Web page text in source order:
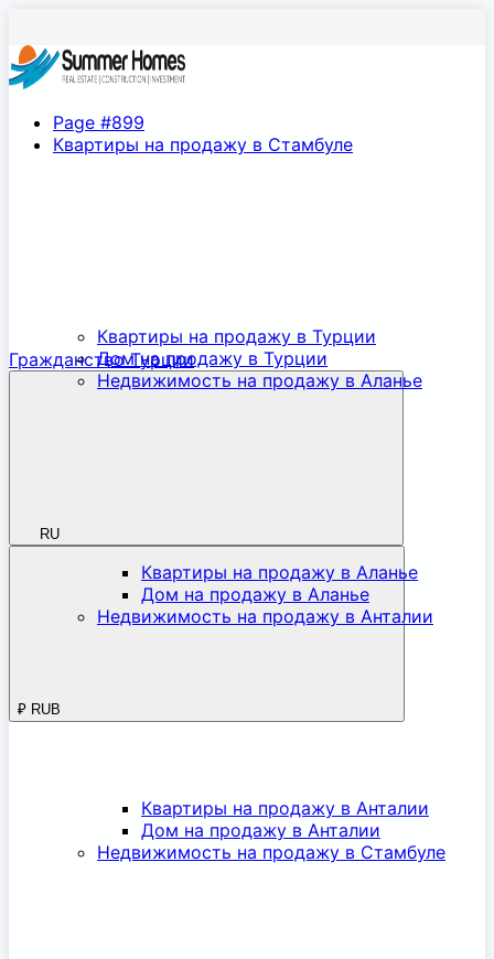
Гражданство Турции
RU
₽ RUB
Page #899
Квартиры на продажу в Стамбуле
Квартиры на продажу в Турции
Дом на продажу в Турции
Недвижимость на продажу в Аланье
Квартиры на продажу в Аланье
Дом на продажу в Аланье
Недвижимость на продажу в Анталии
Квартиры на продажу в Анталии
Дом на продажу в Анталии
Недвижимость на продажу в Стамбуле